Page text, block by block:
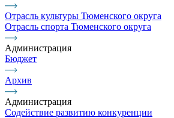
Отрасль культуры Тюменского округа
Отрасль спорта Тюменского округа
Администрация
Бюджет
Архив
Администрация
Содействие развитию конкуренции